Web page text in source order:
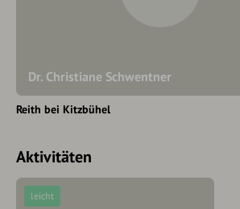
Dr. Christiane Schwentner
Reith bei Kitzbühel
Aktivitäten
leicht